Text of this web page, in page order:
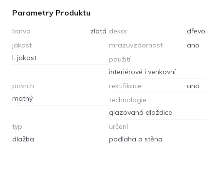
Parametry Produktu
barva zlatá dekor
dřevo
jakost
I. jakost
mrazuvzdornost
ano
použití
interiérové i venkovní
povrch
matný
rektifikace
ano
technologie
glazovaná dlaždice
typ
dlažba
určení
podlaha a stěna